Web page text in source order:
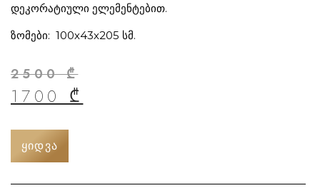
დეკორატიული ელემენტებით.
ზომები: 100х43х205 სმ.
2500₾
1700 ₾
ᲧᲘᲓᲕᲐ